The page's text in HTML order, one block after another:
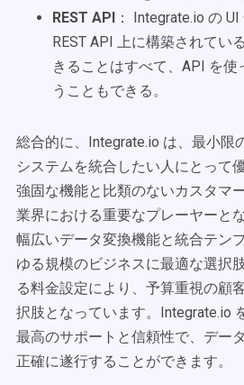
REST API ： Integrate.io の
REST API 上に構築されてい
きることはすべて、API を
うこともできる。
総合的に、Integrate.io は、最小限
システムを統合したい人にとって
強固な機能と比類のないカスタマ
業界における重要なプレーヤーと
幅広いデータ変換機能と統合テン
ゆる規模のビジネスに最適な選択
る料金設定により、予算重視の顧
択肢となっています。Integrate.io
最高のサポートと信頼性で、デー
正確に遂行することができます。